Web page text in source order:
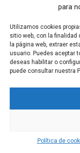
para
Utilizamos cookies
sitio web, con la
la página web, extraer
usuario. Puedes aceptar
deseas habilitar o
puede consultar nuestra
Política de
news06
news10
news111
news12
news14